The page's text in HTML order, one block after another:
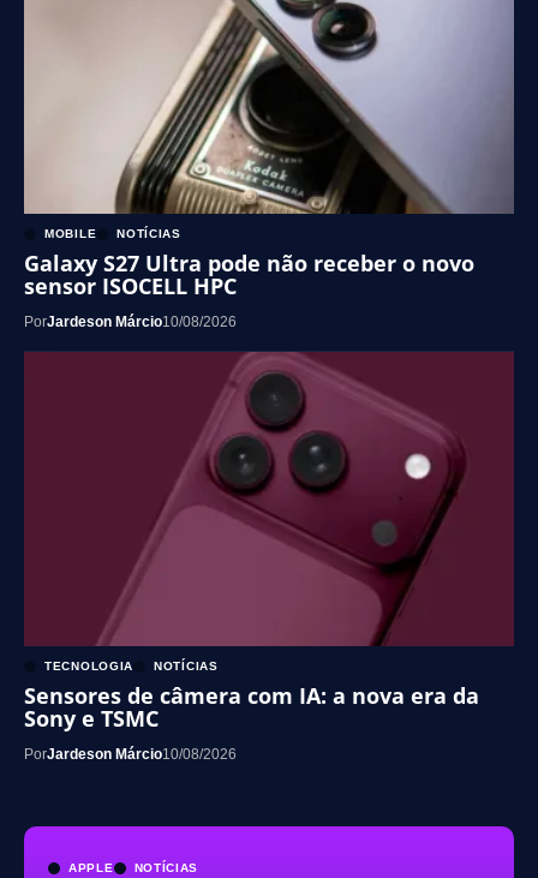
APPLE NOTÍCIAS
MOBILE NOTÍCIAS
Galaxy S27 Ultra pode não receber o novo
sensor ISOCELL HPC
PorJardeson Márcio10/08/2026
TECNOLOGIA NOTÍCIAS
Sensores de câmera com IA: a nova era da
Sony e TSMC
PorJardeson Márcio10/08/2026